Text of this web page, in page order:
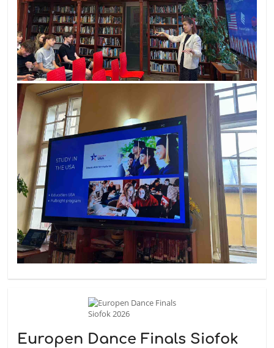
Europen Dance Finals Siofok